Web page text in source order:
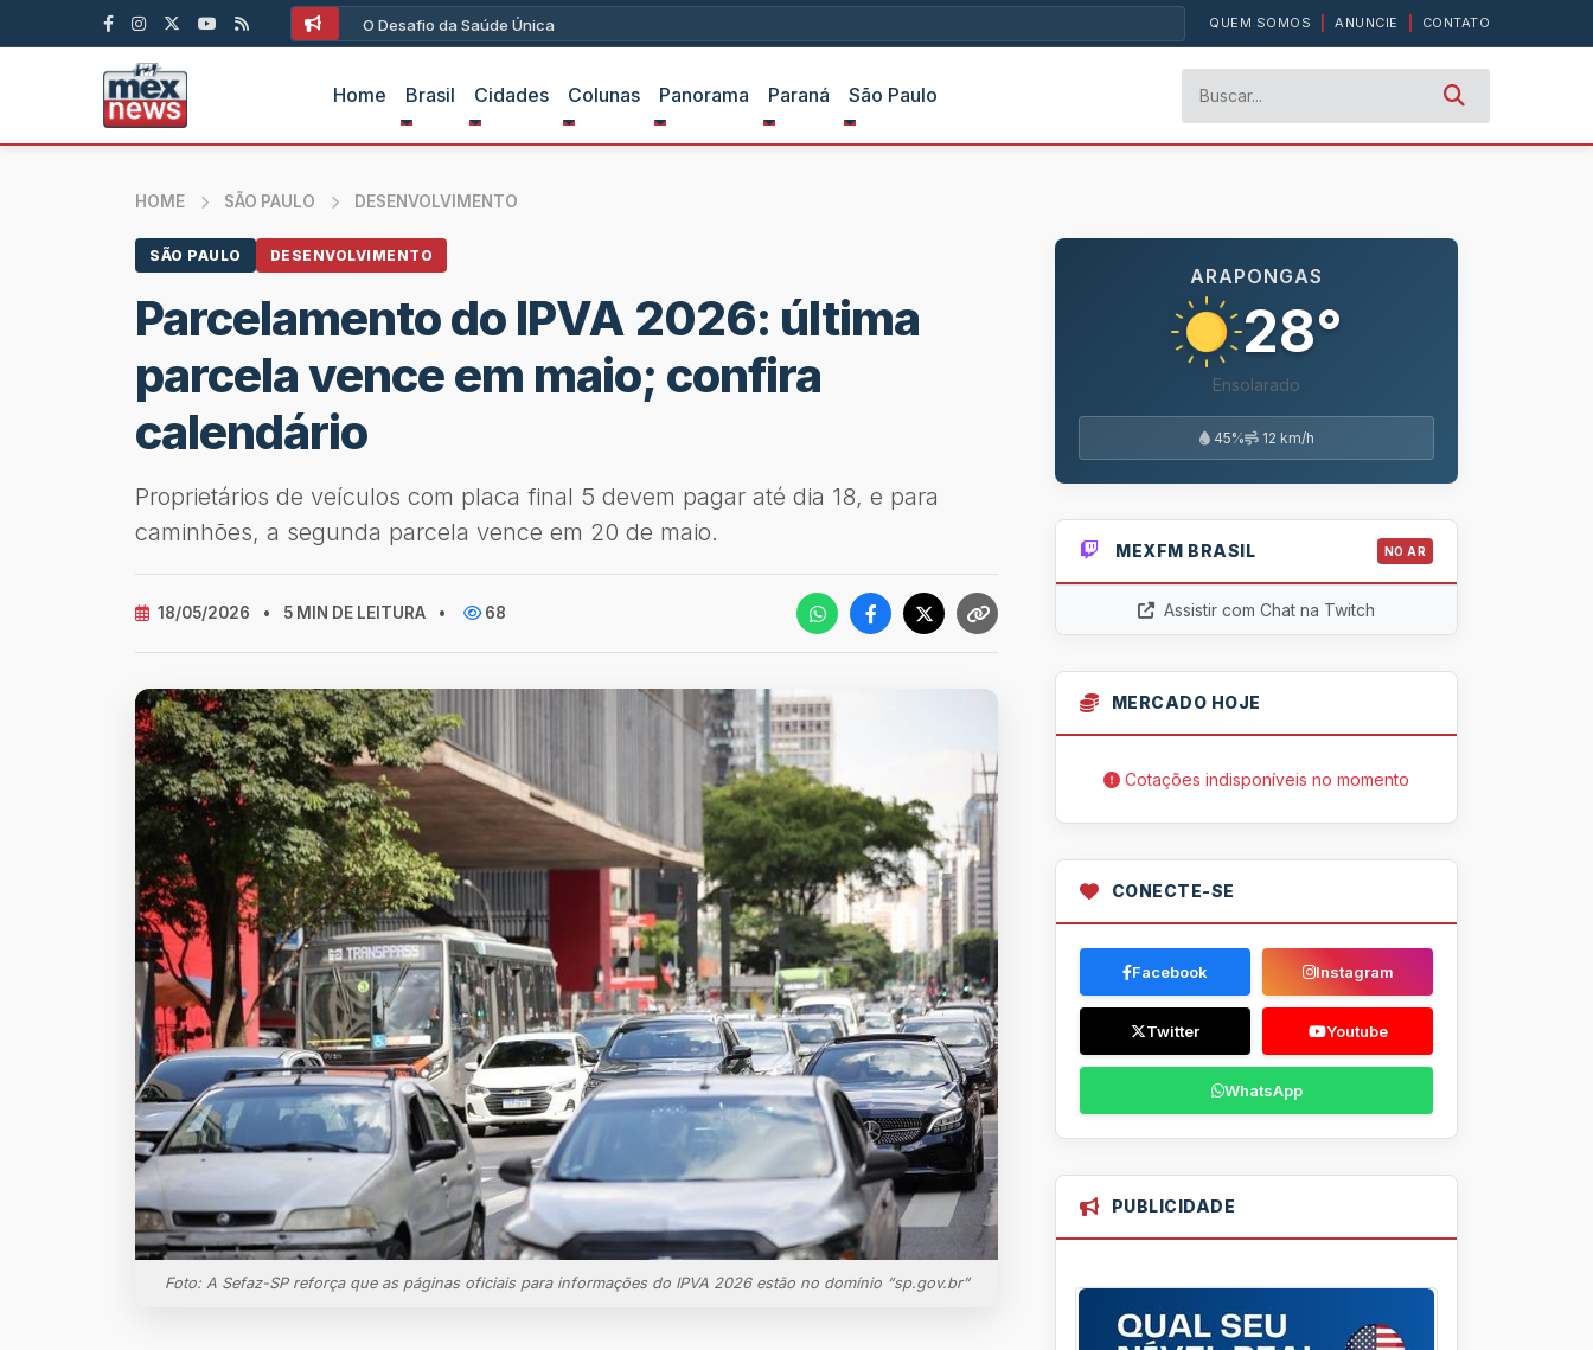
O Desafio da Saúde Única QUEM SOMOS ANUNCIE CONTATO
Home Brasil Cidades Colunas Panorama Paraná São Paulo
HOME SÃO PAULO DESENVOLVIMENTO
SÃO PAULO DESENVOLVIMENTO
Parcelamento do IPVA 2026: última
parcela vence em maio; confira
calendário
Proprietários de veículos com placa final 5 devem pagar até dia 18, e para
caminhões, a segunda parcela vence em 20 de maio.
18/05/2026 • 5 MIN DE LEITURA • 68
Foto: A Sefaz-SP reforça que as páginas oficiais para informações do IPVA 2026 estão no domínio “sp.gov.br”
ARAPONGAS
28°
Ensolarado
45% 12 km/h
MEXFM BRASIL NO AR
Assistir com Chat na Twitch
MERCADO HOJE
Cotações indisponíveis no momento
CONECTE-SE
Facebook Instagram
Twitter Youtube
WhatsApp
PUBLICIDADE